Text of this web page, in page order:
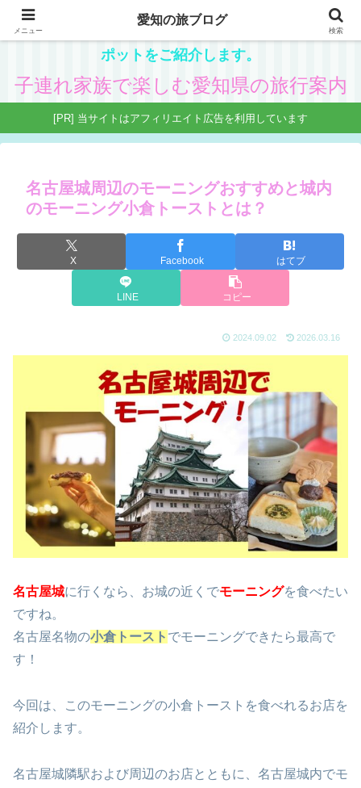
愛知在住の主婦が、子供と一緒に楽しめる県内観光ス
ポットをご紹介します。
子連れ家族で楽しむ愛知県の旅行案内
[PR] 当サイトはアフィリエイト広告を利用しています
名古屋城周辺のモーニングおすすめと城内
のモーニング小倉トーストとは？
X Facebook はてブ
LINE コピー
2024.09.02 2026.03.16
名古屋城に行くなら、お城の近くでモーニングを食べたい
ですね。
名古屋名物の小倉トースト でモーニングできたら最高で
す！
今回は、このモーニングの小倉トーストを食べれるお店を
紹介します。
名古屋城隣駅および周辺のお店とともに、名古屋城内でモ
メニュー
愛知の旅ブログ
検索